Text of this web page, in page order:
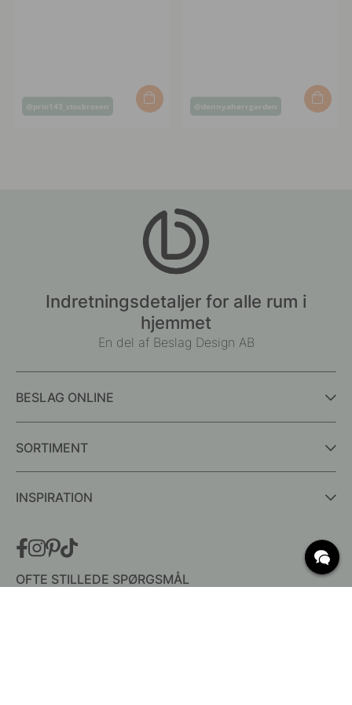
Opslag
@prio143_stockrosen
Opslag
@dennyaherrgarden
Indretningsdetaljer for alle rum i
hjemmet
En del af Beslag Design AB
BESLAG ONLINE
SORTIMENT
INSPIRATION
OFTE STILLEDE SPØRGSMÅL